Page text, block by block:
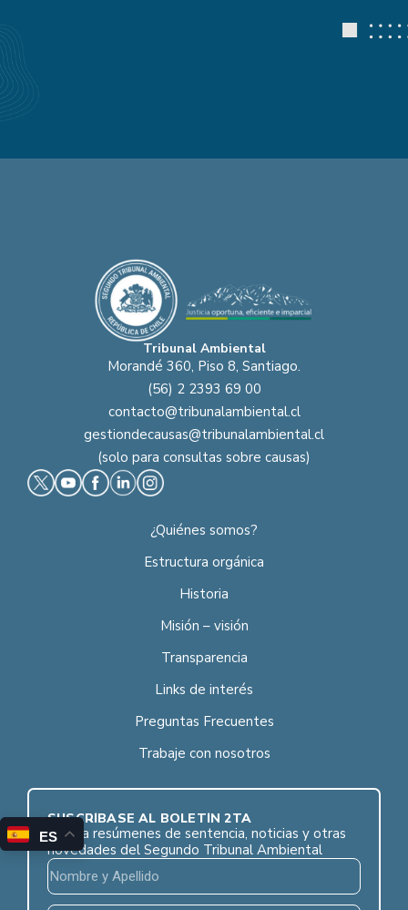
Tribunal Ambiental
Morandé 360, Piso 8, Santiago.
(56) 2 2393 69 00
contacto@tribunalambiental.cl
gestiondecausas@tribunalambiental.cl
(solo para consultas sobre causas)
¿Quiénes somos?
Estructura orgánica
Historia
Misión – visión
Transparencia
Links de interés
Preguntas Frecuentes
Trabaje con nosotros
SUSCRÍBASE AL BOLETÍN 2TA
Reciba resúmenes de sentencia, noticias y otras
novedades del Segundo Tribunal Ambiental
ES